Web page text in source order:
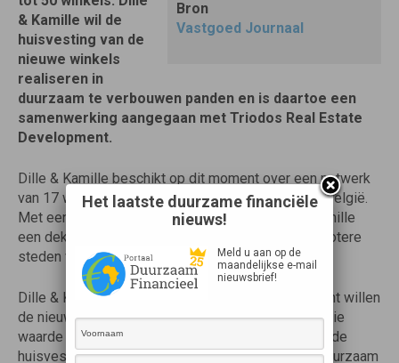
Bron
Vastgoed Journaal
& Kamille wil de
huisvesting van de
nieuwe winkels
realiseren in
duurzaam te verbouwen panden en is daartoe een
samenwerking aangegaan met Triodos Real Estate
Development.
Dille & Kamille beschikt op dit moment over een netwerk
van 17 winkels in grotere steden in Nederland en België.
Met een uitbreiding naar 50 winkels wil Dille & Kamille
een dekkend netwerk van winkels krijgen in alle grotere
steden van Nederland en België.
Dille & Kamille en Triodos Real Estate Development willen
de nieuwe winkelpanden ontwikkelen op plekken die
waarde toevoegen aan de stad. Dille & Kamille wil de
huisvesting van de nieuwe winkels realiseren in duurzaam
Het laatste duurzame financiële
nieuws!
Meld u aan op de
maandelijkse e-mail
nieuwsbrief!